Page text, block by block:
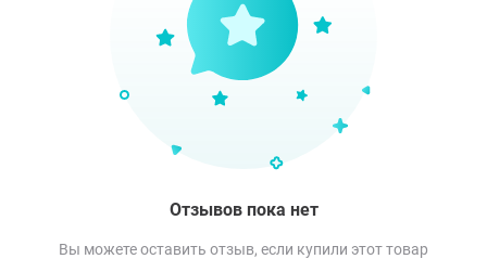
Отзывов пока нет
Вы можете оставить отзыв, если купили этот товар